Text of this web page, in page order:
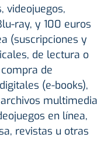
videojuegos,
ray, y 100 euros
(suscripciones y
de lectura o
de
(e-books),
multimedia
en línea,
revistas u otras